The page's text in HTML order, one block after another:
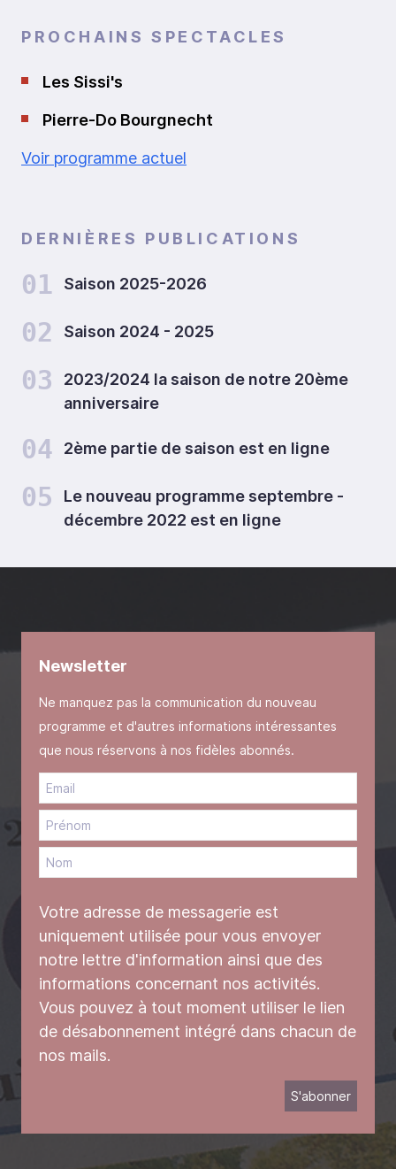
PROCHAINS SPECTACLES
Les Sissi's
Pierre-Do Bourgnecht
Voir programme actuel
DERNIÈRES PUBLICATIONS
01 Saison 2025-2026
02 Saison 2024 - 2025
03
2023/2024 la saison de notre 20ème
anniversaire
04 2ème partie de saison est en ligne
05
Le nouveau programme septembre -
décembre 2022 est en ligne
Newsletter
Ne manquez pas la communication du nouveau
programme et d'autres informations intéressantes
que nous réservons à nos fidèles abonnés.
Votre adresse de messagerie est
uniquement utilisée pour vous envoyer
notre lettre d'information ainsi que des
informations concernant nos activités.
Vous pouvez à tout moment utiliser le lien
de désabonnement intégré dans chacun de
nos mails.